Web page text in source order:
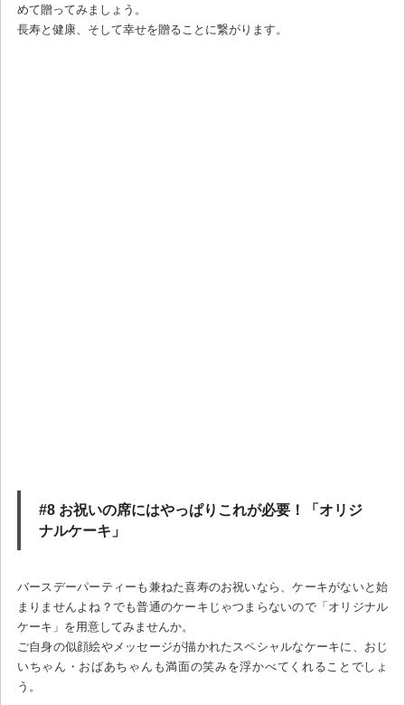
めて贈ってみましょう。
長寿と健康、そして幸せを贈ることに繋がります。
#8 お祝いの席にはやっぱりこれが必要！「オリジ
ナルケーキ」
バースデーパーティーも兼ねた喜寿のお祝いなら、ケーキがないと始
まりませんよね？でも普通のケーキじゃつまらないので「オリジナル
ケーキ」を用意してみませんか。
ご自身の似顔絵やメッセージが描かれたスペシャルなケーキに、おじ
いちゃん・おばあちゃんも満面の笑みを浮かべてくれることでしょ
う。